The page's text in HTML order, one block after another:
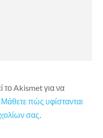
το Akismet για να
Μάθετε πώς υφίστανται
σας.